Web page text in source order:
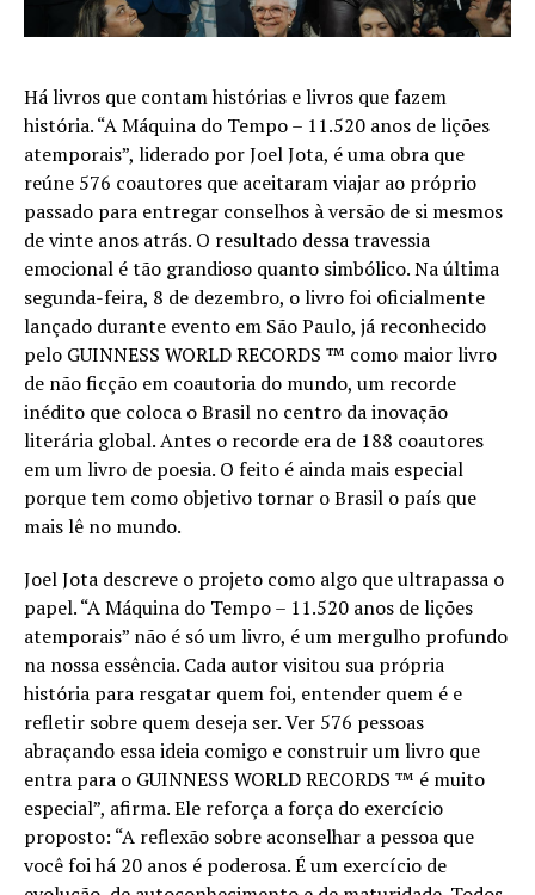
Há livros que contam histórias e livros que fazem
história. “A Máquina do Tempo – 11.520 anos de lições
atemporais”, liderado por Joel Jota, é uma obra que
reúne 576 coautores que aceitaram viajar ao próprio
passado para entregar conselhos à versão de si mesmos
de vinte anos atrás. O resultado dessa travessia
emocional é tão grandioso quanto simbólico. Na última
segunda-feira, 8 de dezembro, o livro foi oficialmente
lançado durante evento em São Paulo, já reconhecido
pelo GUINNESS WORLD RECORDS ™ como maior livro
de não ficção em coautoria do mundo, um recorde
inédito que coloca o Brasil no centro da inovação
literária global. Antes o recorde era de 188 coautores
em um livro de poesia. O feito é ainda mais especial
porque tem como objetivo tornar o Brasil o país que
mais lê no mundo.
Joel Jota descreve o projeto como algo que ultrapassa o
papel. “A Máquina do Tempo – 11.520 anos de lições
atemporais” não é só um livro, é um mergulho profundo
na nossa essência. Cada autor visitou sua própria
história para resgatar quem foi, entender quem é e
refletir sobre quem deseja ser. Ver 576 pessoas
abraçando essa ideia comigo e construir um livro que
entra para o GUINNESS WORLD RECORDS ™ é muito
especial”, afirma. Ele reforça a força do exercício
proposto: “A reflexão sobre aconselhar a pessoa que
você foi há 20 anos é poderosa. É um exercício de